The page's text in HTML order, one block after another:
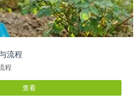
流程
程
查看